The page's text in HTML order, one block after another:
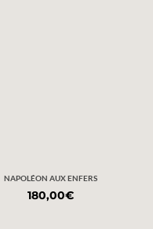
NAPOLÉON AUX ENFERS
180,00€